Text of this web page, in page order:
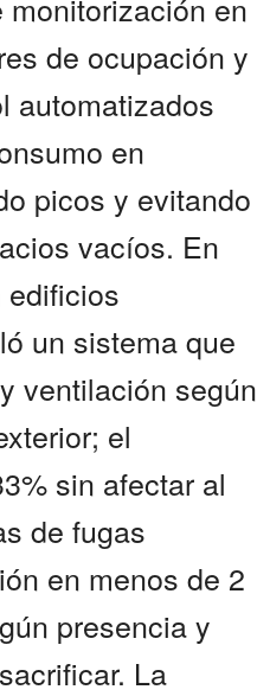
de ocupación y
automatizados
en
picos y evitando
vacíos. En
un sistema que
ventilación según
el
sin afectar al
de fugas
en menos de 2
presencia y
La